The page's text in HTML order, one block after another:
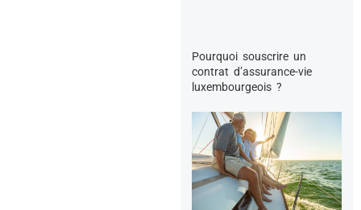
Pourquoi souscrire un
contrat d’assurance-vie
luxembourgeois ?